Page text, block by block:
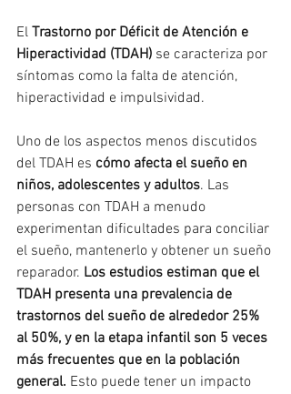
El Trastorno por Déficit de Atención e
Hiperactividad (TDAH) se caracteriza por
síntomas como la falta de atención,
hiperactividad e impulsividad.
Uno de los aspectos menos discutidos
del TDAH es cómo afecta el sueño en
niños, adolescentes y adultos. Las
personas con TDAH a menudo
experimentan dificultades para conciliar
el sueño, mantenerlo y obtener un sueño
reparador. Los estudios estiman que el
TDAH presenta una prevalencia de
trastornos del sueño de alrededor 25%
al 50%, y en la etapa infantil son 5 veces
más frecuentes que en la población
general. Esto puede tener un impacto